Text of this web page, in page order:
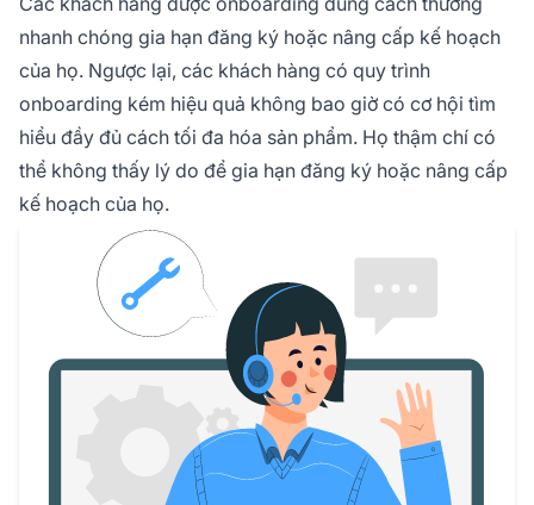
nhanh chóng gia hạn đăng ký hoặc nâng cấp kế hoạch
của họ. Ngược lại, các khách hàng có quy trình
onboarding kém hiệu quả không bao giờ có cơ hội tìm
hiểu đầy đủ cách tối đa hóa sản phẩm. Họ thậm chí có
thể không thấy lý do để gia hạn đăng ký hoặc nâng cấp
kế hoạch của họ.